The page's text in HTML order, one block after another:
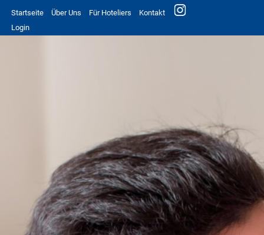
Startseite Über Uns Für Hoteliers
Kontakt
Login